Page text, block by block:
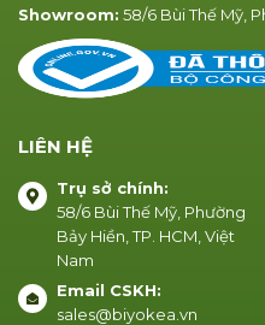
Showroom: 58/6 Bùi Thế Mỹ,
LIÊN HỆ
Trụ sở chính:
58/6 Bùi Thế Mỹ, Phường
Bảy Hiền, TP. HCM, Việt
Nam
Email CSKH:
sales@biyokea.vn